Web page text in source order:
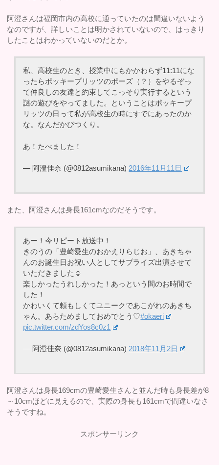
阿澄さんは福岡市内の高校に通っていたのは間違いないよう
なのですが、詳しいことは明かされていないので、はっきり
したことはわかっていないのだとか。
私、高校生のとき、授業中にもかかわらず11:11にな
ったらポッキープリッツのポーズ（？）をやるぞっ
て仲良しの友達と約束してこっそり実行するという
謎の遊びをやってました。ということはポッキープ
リッツの日って私が高校生の時にすでにあったのか
な。なんだかびつくり。
あ！たべました！
— 阿澄佳奈 (@0812asumikana)2016年11月11日
また、阿澄さんは身長161cmなのだそうです。
あー！今リピート放送中！
きのうの「豊崎愛生のおかえりらじお」、あきちゃ
んのお誕生日お祝い人としてサプライズ出演させて
いただきました☺︎
楽しかったうれしかった！あっという間のお時間で
した！
かわいくて頼もしくてユニークであこがれのあきち
ゃん。あらためましておめでとう♡#okaeri
pic.twitter.com/zdYos8c0z1
— 阿澄佳奈 (@0812asumikana)2018年11月2日
阿澄さんは身長169cmの豊崎愛生さんと並んだ時も身長差が8
～10cmほどに見えるので、実際の身長も161cmで間違いなさ
そうですね。
スポンサーリンク